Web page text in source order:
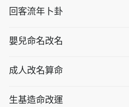
回客流年卜卦
嬰兒命名改名
成人改名算命
生基造命改運